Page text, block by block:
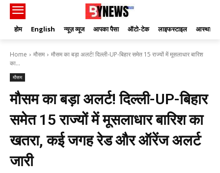
होम English न्यूज़ व्यूज आपका पैसा ऑटो-टेक लाइफस्टाइल आस्था
Home मौसम
मौसम का बड़ा अलर्ट! दिल्ली-UP-बिहार समेत 15 राज्यों में मूसलाधार बारिश
का...
मौसम
मौसम का बड़ा अलर्ट! दिल्ली-UP-बिहार
समेत 15 राज्यों में मूसलाधार बारिश का
खतरा, कई जगह रेड और ऑरेंज अलर्ट
जारी